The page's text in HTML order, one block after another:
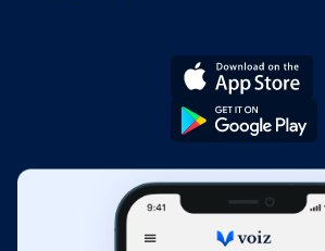
Tizenegyedik fejezet
Fejezet hossza: 00:32:14
Tizenkettedik fejezet
Fejezet hossza: 00:25:21